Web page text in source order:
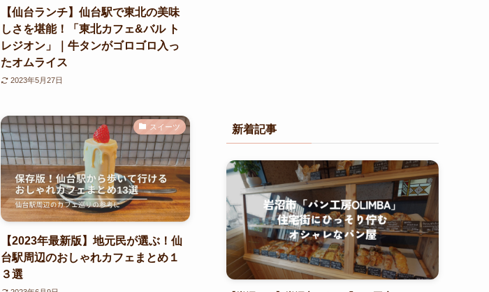
【仙台ランチ】仙台駅で東北の美味
しさを堪能！「東北カフェ&バル ト
レジオン」｜牛タンがゴロゴロ入っ
たオムライス
2023年5月27日
スイーツ
【2023年最新版】地元民が選ぶ！仙
台駅周辺のおしゃれカフェまとめ１
３選
新着記事